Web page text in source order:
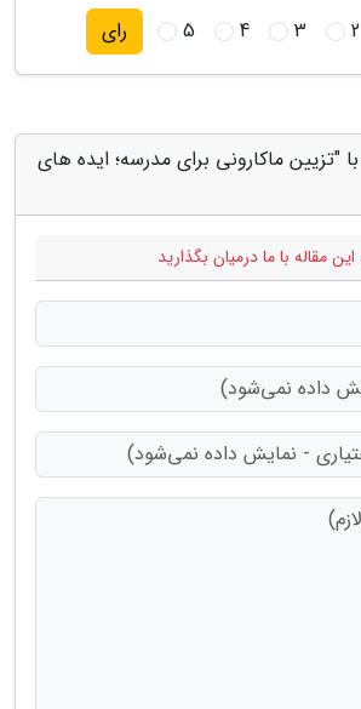
2
3
4
5 رای
"تزیین ماکارونی برای مدرسه؛ ایده های
مقاله با ما درمیان بگذارید